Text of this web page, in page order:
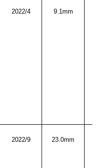
2022/4 9.1mm
2022/9 23.0mm